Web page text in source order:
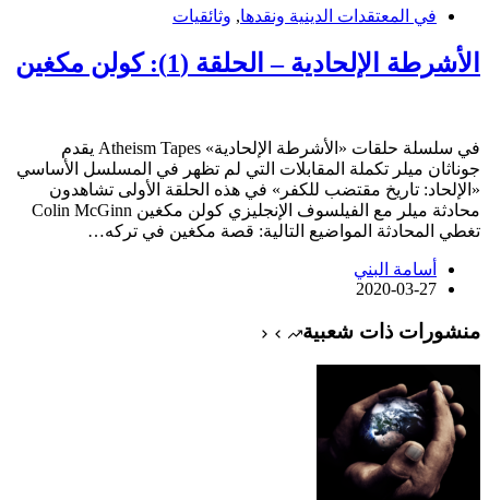
في المعتقدات الدينية ونقدها, وثائقيات
الأشرطة الإلحادية – الحلقة (1): كولن مكغين
في سلسلة حلقات «الأشرطة الإلحادية» Atheism Tapes يقدم
جوناثان ميلر تكملة المقابلات التي لم تظهر في المسلسل الأساسي
«الإلحاد: تاريخ مقتضب للكفر» في هذه الحلقة الأولى تشاهدون
محادثة ميلر مع الفيلسوف الإنجليزي كولن مكغين Colin McGinn
تغطي المحادثة المواضيع التالية: قصة مكغين في تركه…
أسامة البني
2020-03-27
منشورات ذات شعبية